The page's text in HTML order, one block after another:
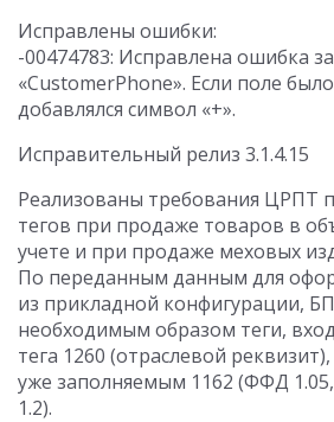
Исправлены ошибки:
-00474783: Исправлена ошибка
«CustomerPhone». Если поле
добавлялся символ «+».
Исправительный релиз 3.1.4.15
Реализованы требования ЦРПТ
тегов при продаже товаров в
учете и при продаже меховых
По переданным данным для
из прикладной конфигурации,
необходимым образом теги,
тега 1260 (отраслевой
уже заполняемым 1162 (ФФД
1.2).